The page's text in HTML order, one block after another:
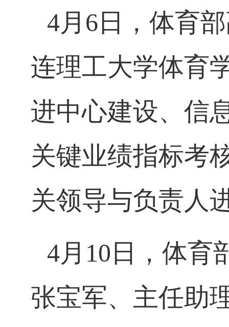
4月6日，体育
连理工大学体育
进中心建设、信
关键业绩指标考
关领导与负责人
4月10日，体育
张宝军、主任助